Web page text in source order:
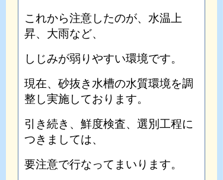
これから注意したのが、水温上
昇、大雨など、
しじみが弱りやすい環境です。
現在、砂抜き水槽の水質環境を調
整し実施しております。
引き続き、鮮度検査、選別工程に
つきましては、
要注意で行なってまいります。